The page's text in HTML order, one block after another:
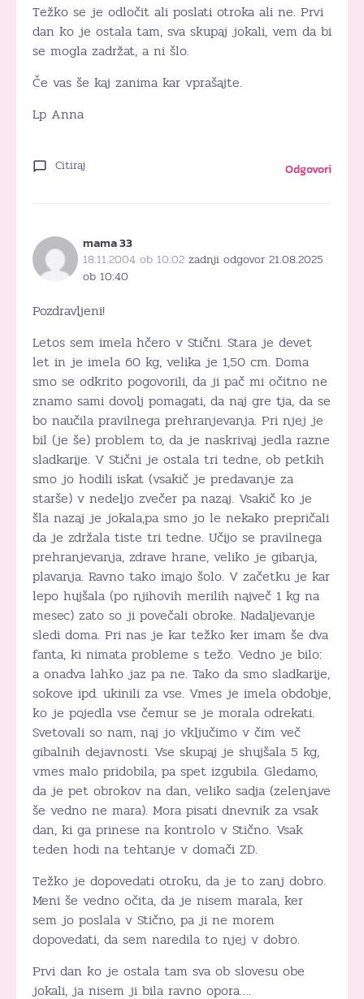
Težko se je odločit ali poslati otroka ali ne. Prvi
dan ko je ostala tam, sva skupaj jokali, vem da bi
se mogla zadržat, a ni šlo.
Če vas še kaj zanima kar vprašajte.
Lp Anna
Citiraj Odgovori
mama 33
18.11.2004 ob 10:02 zadnji odgovor 21.08.2025
ob 10:40
Pozdravljeni!
Letos sem imela hčero v Stični. Stara je devet
let in je imela 60 kg, velika je 1,50 cm. Doma
smo se odkrito pogovorili, da ji pač mi očitno ne
znamo sami dovolj pomagati, da naj gre tja, da se
bo naučila pravilnega prehranjevanja. Pri njej je
bil (je še) problem to, da je naskrivaj jedla razne
sladkarije. V Stični je ostala tri tedne, ob petkih
smo jo hodili iskat (vsakič je predavanje za
starše) v nedeljo zvečer pa nazaj. Vsakič ko je
šla nazaj je jokala,pa smo jo le nekako prepričali
da je zdržala tiste tri tedne. Učijo se pravilnega
prehranjevanja, zdrave hrane, veliko je gibanja,
plavanja. Ravno tako imajo šolo. V začetku je kar
lepo hujšala (po njihovih merilih največ 1 kg na
mesec) zato so ji povečali obroke. Nadaljevanje
sledi doma. Pri nas je kar težko ker imam še dva
fanta, ki nimata probleme s težo. Vedno je bilo:
a onadva lahko jaz pa ne. Tako da smo sladkarije,
sokove ipd. ukinili za vse. Vmes je imela obdobje,
ko je pojedla vse čemur se je morala odrekati.
Svetovali so nam, naj jo vključimo v čim več
gibalnih dejavnosti. Vse skupaj je shujšala 5 kg,
vmes malo pridobila, pa spet izgubila. Gledamo,
da je pet obrokov na dan, veliko sadja (zelenjave
še vedno ne mara). Mora pisati dnevnik za vsak
dan, ki ga prinese na kontrolo v Stično. Vsak
teden hodi na tehtanje v domači ZD.
Težko je dopovedati otroku, da je to zanj dobro.
Meni še vedno očita, da je nisem marala, ker
sem jo poslala v Stično, pa ji ne morem
dopovedati, da sem naredila to njej v dobro.
Prvi dan ko je ostala tam sva ob slovesu obe
jokali, ja nisem ji bila ravno opora….